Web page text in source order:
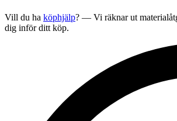
Vill du ha köphjälp? — Vi räknar ut
dig inför ditt köp.